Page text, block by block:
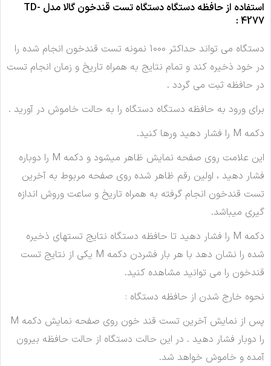
استفاده از حافظه دستگاه دستگاه تست قندخون گالا مدل TD-
4277 :
دستگاه می تواند حداکثر 1000 نمونه تست قندخون انجام شده را
در خود ذخیره کند و تمام نتایج به همراه تاریخ و زمان انجام تست
در حافظه ثبت می گردد .
برای ورود به حافظه دستگاه دستگاه را به حالت خاموش در آورید .
دکمه M را فشار دهید ورها کنید.
این علامت روی صفحه نمایش ظاهر میشود و دکمه M را دوباره
فشار دهید ، اولین رقم ظاهر شده روی صفحه مربوط به آخرين
تست قندخون انجام گرفته به همراه تاریخ و ساعت وروش اندازه
گیری میباشد.
دکمه M را فشار دهید تا حافظه دستگاه نتایج تستهای ذخیره
شده را نشان دهد با هر بار فشردن دکمه M یکی از نتایج تست
قندخون را می توانید مشاهده کنید.
نحوه خارج شدن از حافظه دستگاه :
پس از نمایش آخرین تست قند خون روی صفحه نمایش دکمه M
را دوبار فشار دهید . در این حالت دستگاه از حالت حافظه بیرون
آمده و خاموش خواهد شد.